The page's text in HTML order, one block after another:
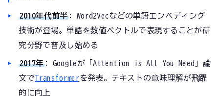
2010年代前半 : Word2Vecなどの単語エンベディング
技術が登場。単語を数値ベクトルで表現することが研
究分野で普及し始める
2017年 : Googleが「Attention is All You Need」論
文でTransformerを発表。テキストの意味理解が飛躍
的に向上